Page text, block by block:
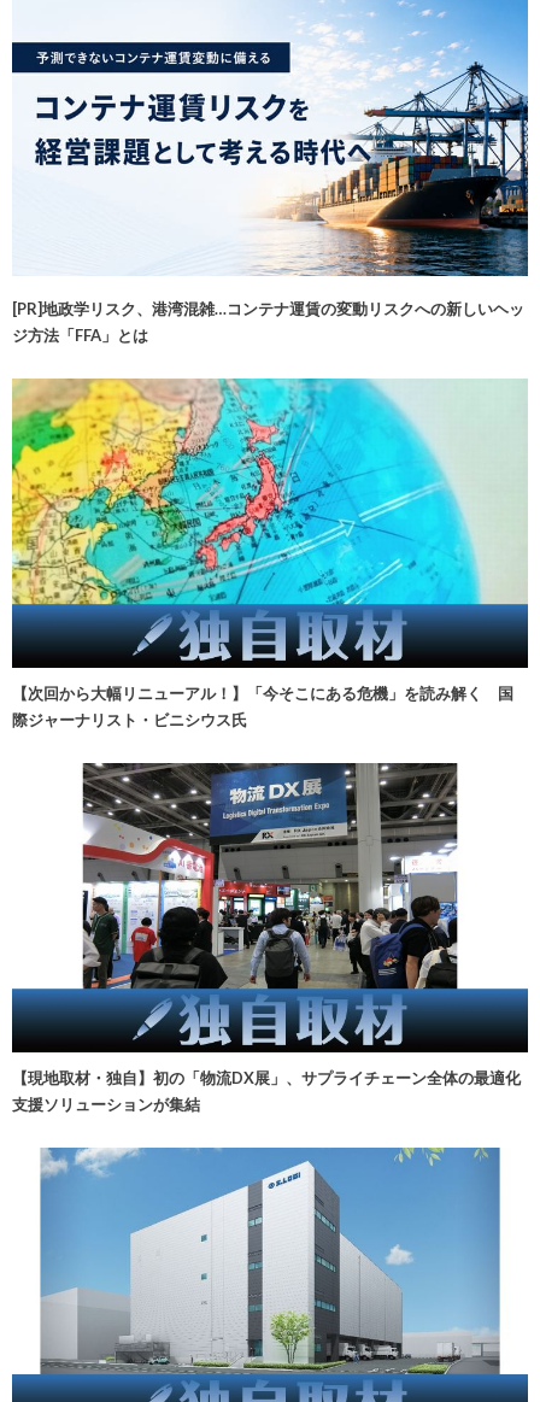
[PR]地政学リスク、港湾混雑…コンテナ運賃の変動リスクへの新しいヘッ
ジ方法「FFA」とは
【次回から大幅リニューアル！】「今そこにある危機」を読み解く 国
際ジャーナリスト・ビニシウス氏
【現地取材・独自】初の「物流DX展」、サプライチェーン全体の最適化
支援ソリューションが集結